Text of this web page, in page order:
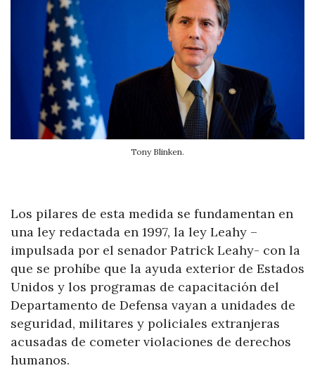
Tony Blinken.
Los pilares de esta medida se fundamentan en
una ley redactada en 1997, la ley Leahy –
impulsada por el senador Patrick Leahy- con la
que se prohíbe que la ayuda exterior de Estados
Unidos y los programas de capacitación del
Departamento de Defensa vayan a unidades de
seguridad, militares y policiales extranjeras
acusadas de cometer violaciones de derechos
humanos.